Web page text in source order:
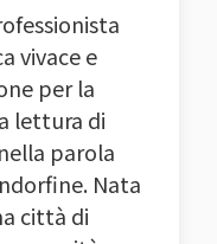
vivace e
per la
lettura di
parola
Nata
città di